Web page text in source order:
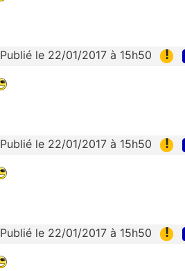
Publié le 22/01/2017 à 15h50 !
Publié le 22/01/2017 à 15h50 !
Publié le 22/01/2017 à 15h50 !